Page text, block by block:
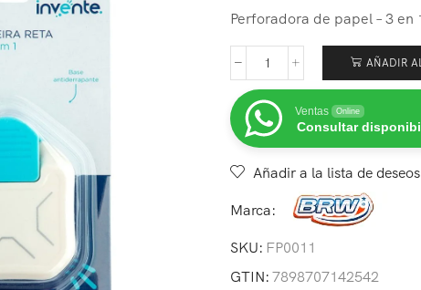
Perforadora de papel – 3 en
AÑADIR
Ventas Online
Consultar
Añadir a la lista de deseos
Marca:
SKU: FP0011
GTIN: 7898707142542